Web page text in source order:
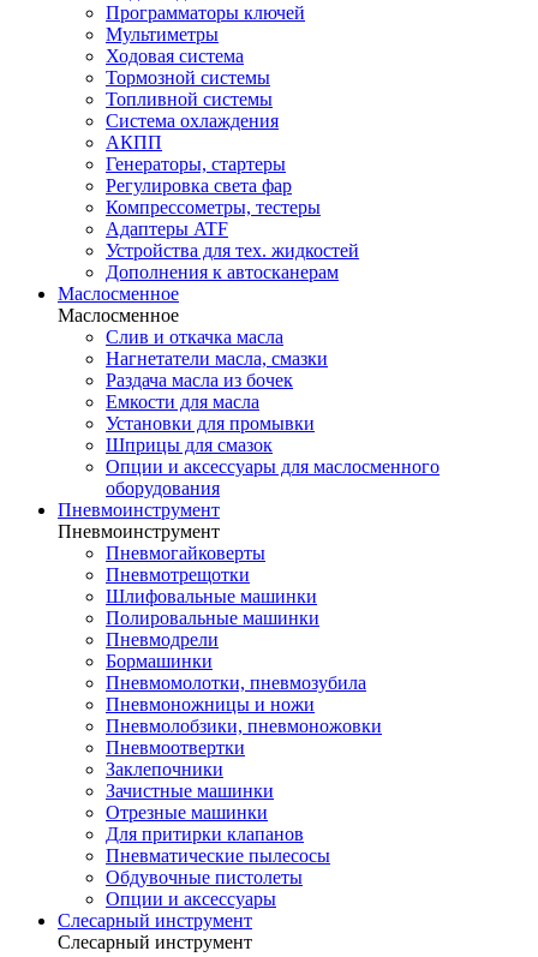
Программаторы ключей
Мультиметры
Ходовая система
Тормозной системы
Топливной системы
Система охлаждения
АКПП
Генераторы, стартеры
Регулировка света фар
Компрессометры, тестеры
Адаптеры ATF
Устройства для тех. жидкостей
Дополнения к автосканерам
Маслосменное
Маслосменное
Слив и откачка масла
Нагнетатели масла, смазки
Раздача масла из бочек
Емкости для масла
Установки для промывки
Шприцы для смазок
Опции и аксессуары для маслосменного
оборудования
Пневмоинструмент
Пневмоинструмент
Пневмогайковерты
Пневмотрещотки
Шлифовальные машинки
Полировальные машинки
Пневмодрели
Бормашинки
Пневмомолотки, пневмозубила
Пневмоножницы и ножи
Пневмолобзики, пневмоножовки
Пневмоотвертки
Заклепочники
Зачистные машинки
Отрезные машинки
Для притирки клапанов
Пневматические пылесосы
Обдувочные пистолеты
Опции и аксессуары
Слесарный инструмент
Слесарный инструмент